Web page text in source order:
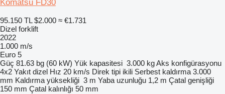
Komatsu FD30
95.150 TL $2.000 ≈ €1.731
Dizel forklift
2022
1.000 m/s
Euro 5
Güç 81.63 bg (60 kW) Yük kapasitesi 3.000 kgAks konfigürasyonu
4x2 Yakıt dizel Hız 20 km/s Direk tipi ikili Serbest kaldırma 3.000
mm Kaldırma yüksekliği 3 m Yaba uzunluğu 1,2 m Çatal genişliği
150 mm Çatal kalınlığı 50 mm